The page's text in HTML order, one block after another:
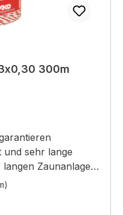
300m
und sehr lange
Zaunanlagen.
Drähten gleicher